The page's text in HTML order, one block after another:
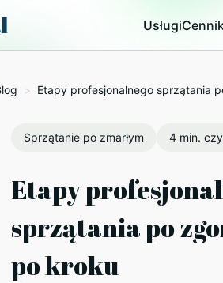
Usługi
> Etapy profesjonalnego sprzątania
Sprzątanie po zmarłym 4 min.
Etapy
sprzątania po
po kroku